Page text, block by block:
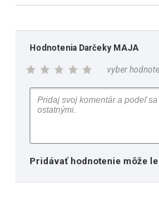
Hodnotenia Darčeky MAJA
vyber
Pridávať hodnotenie môže